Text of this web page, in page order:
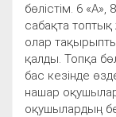
бөлістім. 6
сабақта
олар
қалды. Топқа
бас кезінде
нашар
оқушылардың